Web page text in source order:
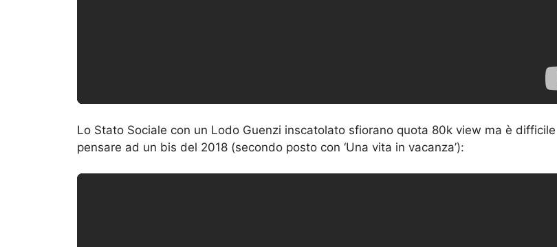
Lo Stato Sociale con un Lodo Guenzi inscatolato sfiorano quota 80k view ma è difficile
pensare ad un bis del 2018 (secondo posto con ‘Una vita in vacanza’):